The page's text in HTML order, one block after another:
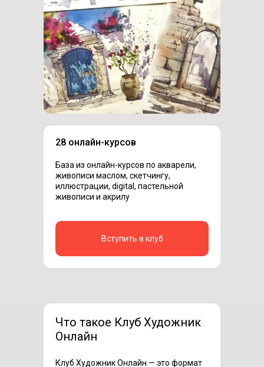
Вступить в клуб
28 онлайн-курсов
База из онлайн-курсов по акварели,
живописи маслом, скетчингу,
иллюстрации, digital, пастельной
живописи и акрилу
Что такое Клуб Художник
Онлайн
Клуб Художник Онлайн — это формат